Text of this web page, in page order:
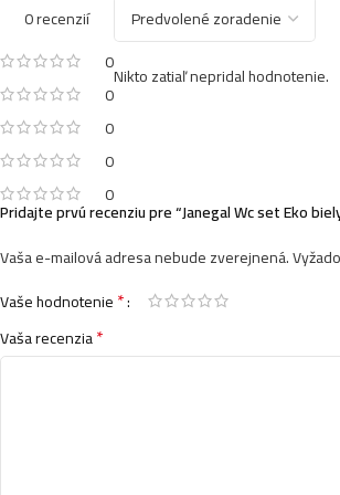
0 recenzií
0
0
0
0
0
Nikto zatiaľ nepridal hodnotenie.
Pridajte prvú recenziu pre “Janegal Wc set Eko
Vaša e-mailová adresa nebude zverejnená.
Vaše hodnotenie*
Vaša recenzia*